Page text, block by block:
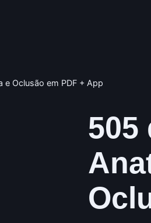
Oclusão em PDF + App
505